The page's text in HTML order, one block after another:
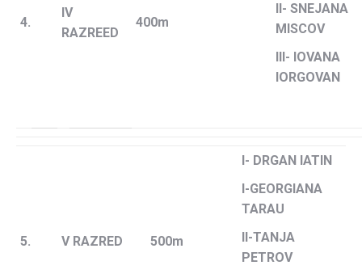
4.
IV
RAZREED
400m
II- SNEJANA
MISCOV
III- IOVANA
IORGOVAN
5. V RAZRED 500m
I- DRGAN IATIN
I-GEORGIANA
TARAU
II-TANJA
PETROV